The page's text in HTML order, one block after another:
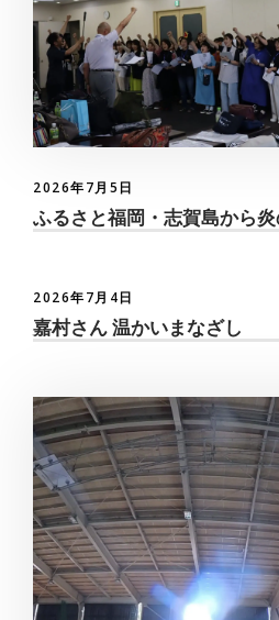
2026年7月5日
ふるさと福岡・志賀島から
2026年7月4日
嘉村さん 温かいまなざし